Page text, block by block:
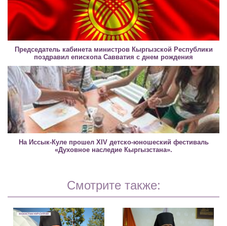
Председатель кабинета министров Кыргызской Республики
поздравил епископа Савватия с днем рождения
На Иссык-Куле прошел XIV детско-юношеский фестиваль
«Духовное наследие Кыргызстана».
Смотрите также: